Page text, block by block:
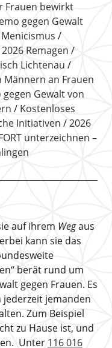
Frauen bewirkt
gegen Gewalt
Menicismus
2026 Remagen
Lichtenau
Männern an Frauen
Gewalt von
Kostenloses
Initiativen
2026
unterzeichnen –
auf ihrem Wegaus
kann sie das
berät rund um
gegen Frauen. Es
jemanden
Zum Beispiel
zu Hause ist, und
Unter 116 016